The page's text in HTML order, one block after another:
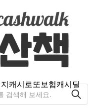
캐시로또보험캐시딜